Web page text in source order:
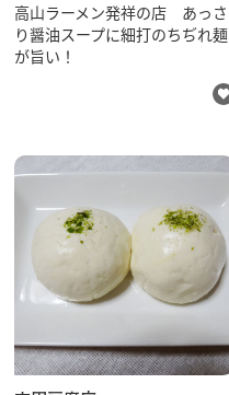
高山ラーメン発祥の店 あっさ
り醤油スープに細打のちぢれ麺
が旨い！